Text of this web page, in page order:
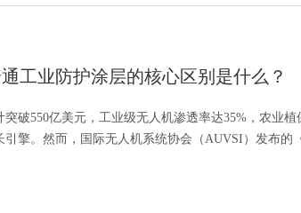
工业防护涂层的核心区别是什么？
破550亿美元，工业级无人机渗透率达35%，农业植
擎。然而，国际无人机系统协会（AUVSI）发布的